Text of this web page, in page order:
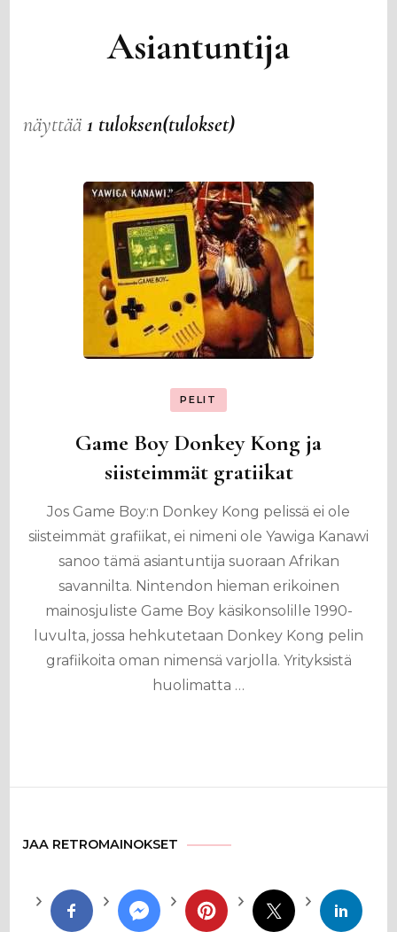
Asiantuntija
näyttää1 tuloksen(tulokset)
PELIT
Game Boy Donkey Kong ja
siisteimmät gratiikat
Jos Game Boy:n Donkey Kong pelissä ei ole
siisteimmät grafiikat, ei nimeni ole Yawiga Kanawi
sanoo tämä asiantuntija suoraan Afrikan
savannilta. Nintendon hieman erikoinen
mainosjuliste Game Boy käsikonsolille 1990-
luvulta, jossa hehkutetaan Donkey Kong pelin
grafiikoita oman nimensä varjolla. Yrityksistä
huolimatta …
JAA RETROMAINOKSET